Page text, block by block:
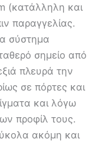
(κατάλληλη και
παραγγελίας.
σύστημα
σημείο από
πλευρά την
σε πόρτες και
και λόγω
προφίλ τους.
ακόμη και